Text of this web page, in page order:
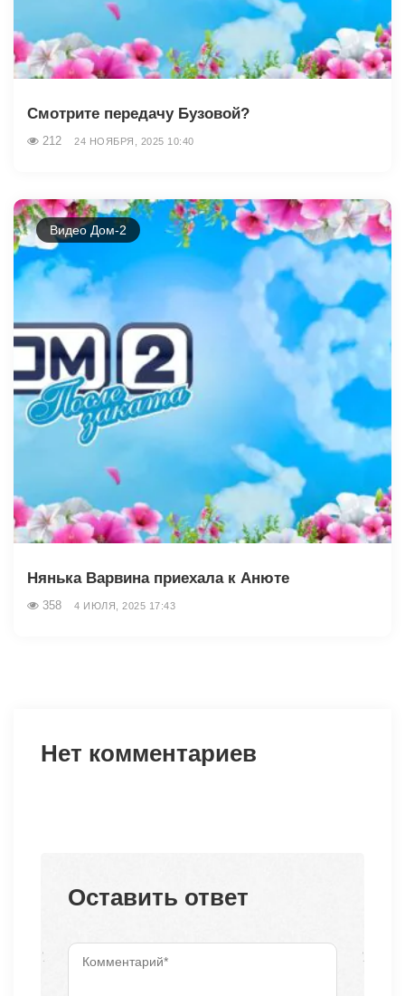
Смотрите передачу Бузовой?
212 24 НОЯБРЯ, 2025 10:40
Видео Дом-2
Нянька Варвина приехала к Анюте
358 4 ИЮЛЯ, 2025 17:43
Нет комментариев
Оставить ответ